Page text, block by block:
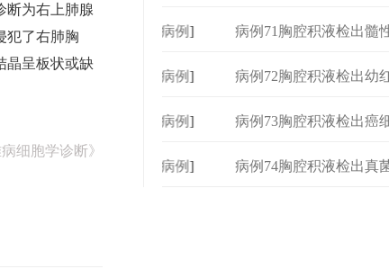
断为右上肺腺
犯了右肺胸
晶呈板状或缺
病细胞学诊断》
病例]
病例71胸腔积液检出髓
病例]
病例72胸腔积液检出幼
病例]
病例73胸腔积液检出癌
病例] 病例74胸腔积液检出真